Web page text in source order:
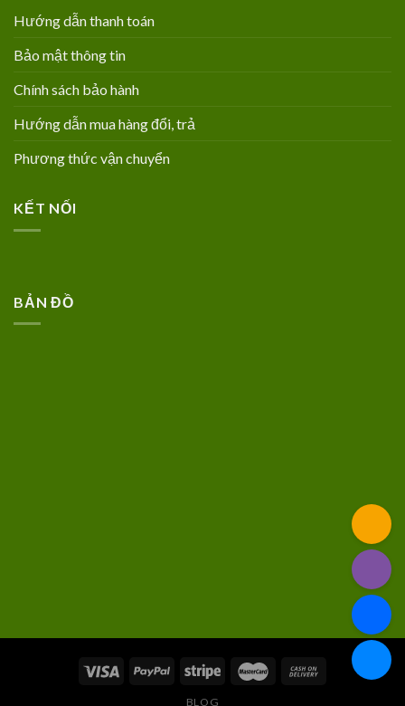
Hướng dẫn thanh toán
Bảo mật thông tin
Chính sách bảo hành
Hướng dẫn mua hàng đổi, trả
Phương thức vận chuyển
KẾT NỐI
BẢN ĐỒ
BLOG